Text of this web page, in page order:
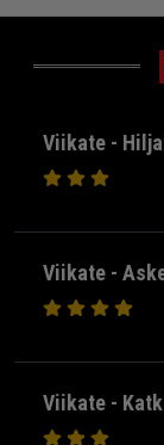
Viikate -
Viikate -
Viikate -